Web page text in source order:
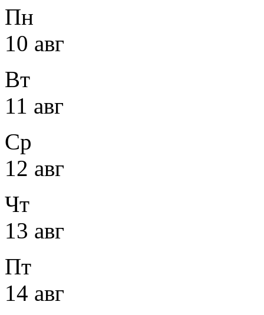
Пн
10 авг
Вт
11 авг
Ср
12 авг
Чт
13 авг
Пт
14 авг